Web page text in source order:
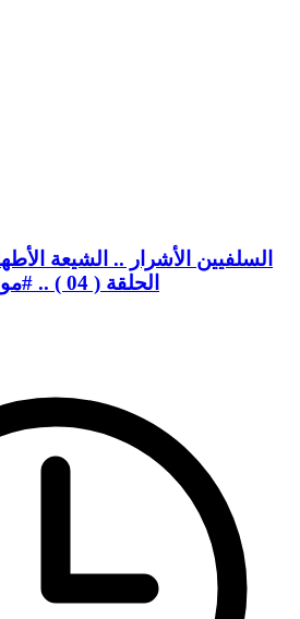
السلفيين الأشرار .. الشيعة
الحلقة ( 04 ) .. #مولانا .. د . حازم شومان